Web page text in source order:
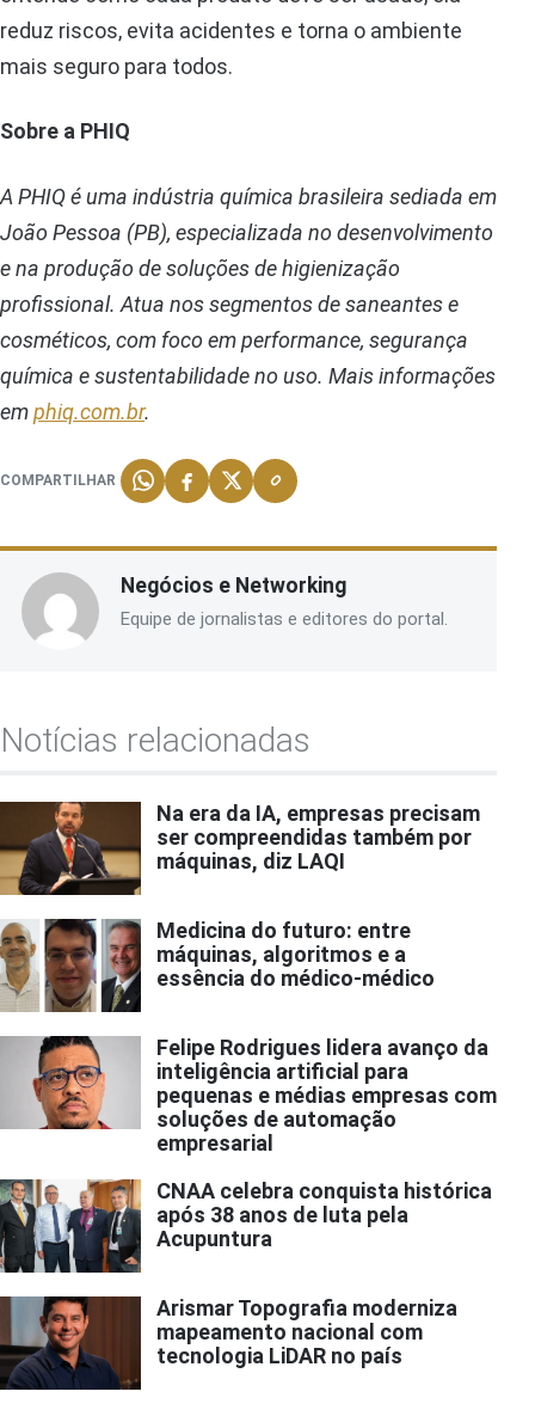
reduz riscos, evita acidentes e torna o ambiente
mais seguro para todos.
Sobre a PHIQ
A PHIQ é uma indústria química brasileira sediada em
João Pessoa (PB), especializada no desenvolvimento
e na produção de soluções de higienização
profissional. Atua nos segmentos de saneantes e
cosméticos, com foco em performance, segurança
química e sustentabilidade no uso. Mais informações
emphiq.com.br.
COMPARTILHAR
Negócios e Networking
Equipe de jornalistas e editores do portal.
Notícias relacionadas
Na era da IA, empresas precisam
ser compreendidas também por
máquinas, diz LAQI
Medicina do futuro: entre
máquinas, algoritmos e a
essência do médico-médico
Felipe Rodrigues lidera avanço da
inteligência artificial para
pequenas e médias empresas com
soluções de automação
empresarial
CNAA celebra conquista histórica
após 38 anos de luta pela
Acupuntura
Arismar Topografia moderniza
mapeamento nacional com
tecnologia LiDAR no país